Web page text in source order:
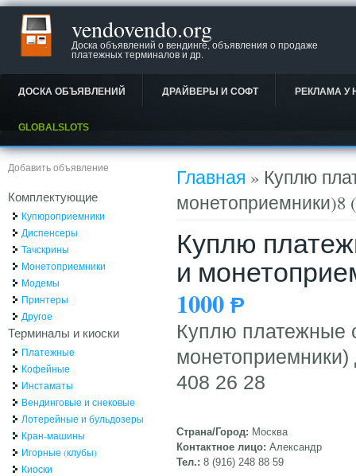
vendovendo.org
Доска объявлений о вендинге, объявления о продаже
платежных терминалов и др.
ДОСКА ОБЪЯВЛЕНИЙ ДРАЙВЕРЫ И СОФТ РЕКЛАМА У
GLOBALSLOTS
Вы здесь
Главная » Куплю
монетоприемники)8
Куплю
и
1000 Ᵽ
Куплю платежные
408 26 28
Страна/Город: Москва
Контактное лицо: Александр
Тел.: 8 (916) 248 88 59
Добавить объявление
Комплектующие
Купюроприемники
Диспенсеры
Тачскрины
Монетоприемники
Модемы
Принтеры
Другое
Терминалы и киоски
Платежные
Кофейные
Инстаматы
Вендинговые и снековые
Лотерейные и бульдозеры
Кран-машины
Игорные (клубы)
Киоски